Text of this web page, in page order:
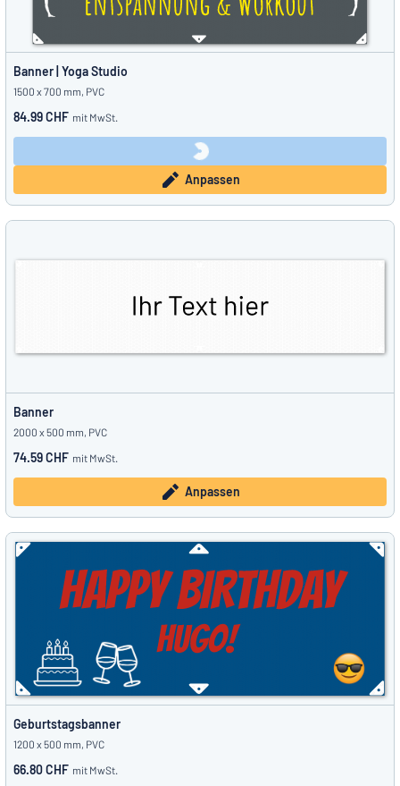
Banner | Yoga Studio
1500 x 700 mm, PVC
84.99 CHF mit MwSt.
Anpassen
Banner
2000 x 500 mm, PVC
74.59 CHF mit MwSt.
Anpassen
Geburtstagsbanner
1200 x 500 mm, PVC
66.80 CHF mit MwSt.